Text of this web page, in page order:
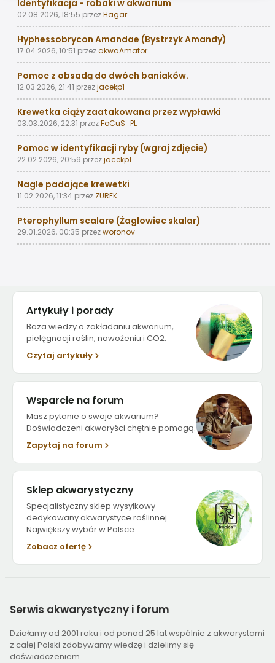
Identyfikacja - robaki w akwarium
02.08.2026, 18:55 przezHagar
Hyphessobrycon Amandae (Bystrzyk Amandy)
17.04.2026, 10:51 przezakwaAmator
Pomoc z obsadą do dwóch baniaków.
12.03.2026, 21:41 przezjacekp1
Krewetka ciąży zaatakowana przez wypławki
03.03.2026, 22:31 przezFoCuS_PL
Pomoc w identyfikacji ryby (wgraj zdjęcie)
22.02.2026, 20:59 przezjacekp1
Nagle padające krewetki
11.02.2026, 11:34 przez ZUREK
Pterophyllum scalare (Żaglowiec skalar)
29.01.2026, 00:35 przezworonov
Artykuły i porady
Baza wiedzy o zakładaniu akwarium,
pielęgnacji roślin, nawożeniu i CO2.
Czytaj artykuły
Wsparcie na forum
Masz pytanie o swoje akwarium?
Doświadczeni akwaryści chętnie pomogą.
Zapytaj na forum
Sklep akwarystyczny
Specjalistyczny sklep wysyłkowy
dedykowany akwarystyce roślinnej.
Największy wybór w Polsce.
Zobacz ofertę
Serwis akwarystyczny i forum
Działamy od 2001 roku i od ponad 25 lat wspólnie z akwarystami
z całej Polski zdobywamy wiedzę i dzielimy się
doświadczeniem.